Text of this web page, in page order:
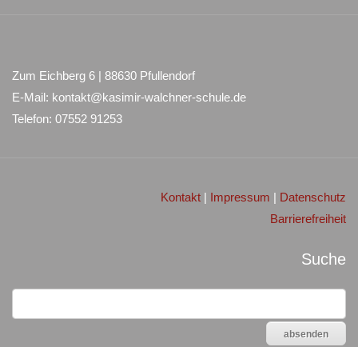
Zum Eichberg 6 | 88630 Pfullendorf
E-Mail: kontakt@kasimir-walchner-schule.de
Telefon: 07552 91253
Kontakt | Impressum | Datenschutz
Barrierefreiheit
Suche